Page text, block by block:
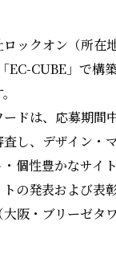
ックオン（所在
EC-CUBE」で構
ードは、応募期間
査し、デザイン・
個性豊かなサイ
の発表および表
大阪・ブリーゼタ